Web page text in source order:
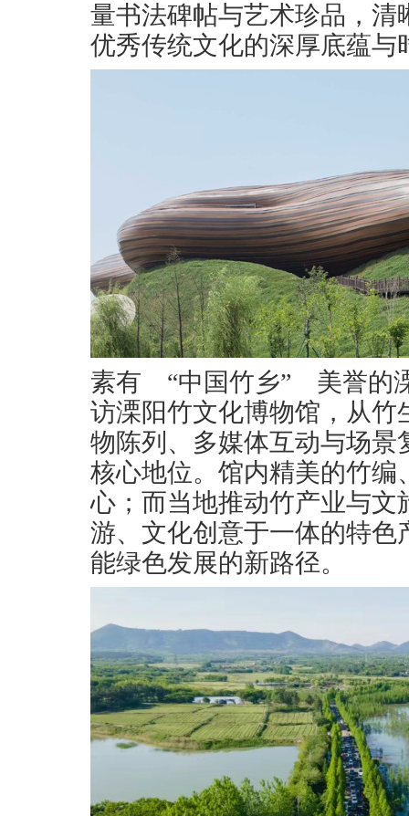
量书法碑帖与艺术珍品，
优秀传统文化的深厚底蕴与
素有 “中国竹乡” 美誉的
访溧阳竹文化博物馆，从
物陈列、多媒体互动与场
核心地位。馆内精美的竹
心；而当地推动竹产业与
游、文化创意于一体的特
能绿色发展的新路径。